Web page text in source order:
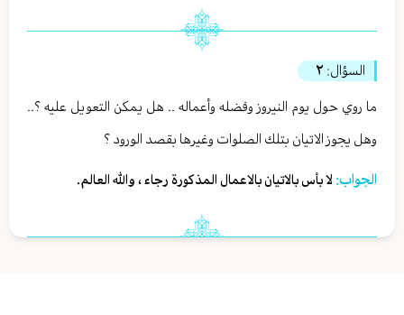
السؤال: ٢
ما روي حول يوم النيروز وفضله وأعماله .. هل يمكن التعويل عليه ؟..
وهل يجوز الاتيان بتلك الصلوات وغيرها بقصد الورود ؟
الجواب: لا بأس بالاتيان بالاعمال المذكورة رجاء ، والله العالم.